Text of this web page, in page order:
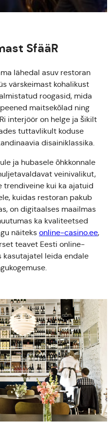
SfääR
lähedal asuv restoran
värskeimast kohalikust
roogasid, mida
maitsekõlad ning
interjöör on helge ja šikilt
tuttavlikult koduse
disainiklassika.
ja hubasele õhkkonnale
veinivalikut,
trendiveine kui ka ajatuid
kuidas restoran pakub
on digitaalses maailmas
ka kvaliteetsed
näiteks online-casino.ee,
teavet Eesti online-
kasutajatel leida endale